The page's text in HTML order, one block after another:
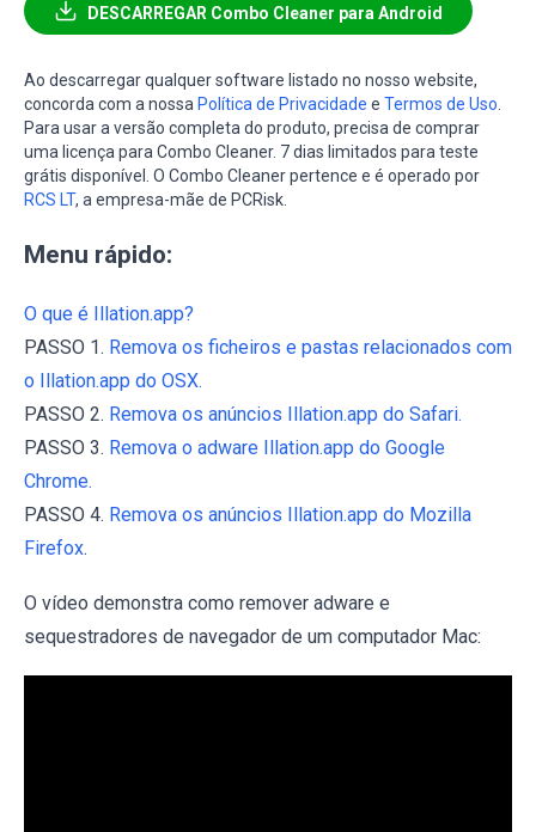
DESCARREGAR Combo Cleaner para Android
Ao descarregar qualquer software listado no nosso website,
concorda com a nossa Política de Privacidade e Termos de Uso.
Para usar a versão completa do produto, precisa de comprar
uma licença para Combo Cleaner. 7 dias limitados para teste
grátis disponível. O Combo Cleaner pertence e é operado por
RCS LT, a empresa-mãe de PCRisk.
Menu rápido:
O que é Illation.app?
PASSO 1. Remova os ficheiros e pastas relacionados com
o Illation.app do OSX.
PASSO 2. Remova os anúncios Illation.app do Safari.
PASSO 3. Remova o adware Illation.app do Google
Chrome.
PASSO 4. Remova os anúncios Illation.app do Mozilla
Firefox.
O vídeo demonstra como remover adware e
sequestradores de navegador de um computador Mac: